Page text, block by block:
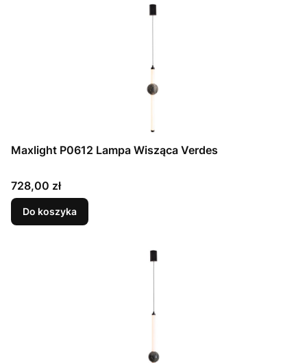
Maxlight P0612 Lampa Wisząca Verdes
Cena
728,00 zł
Do koszyka